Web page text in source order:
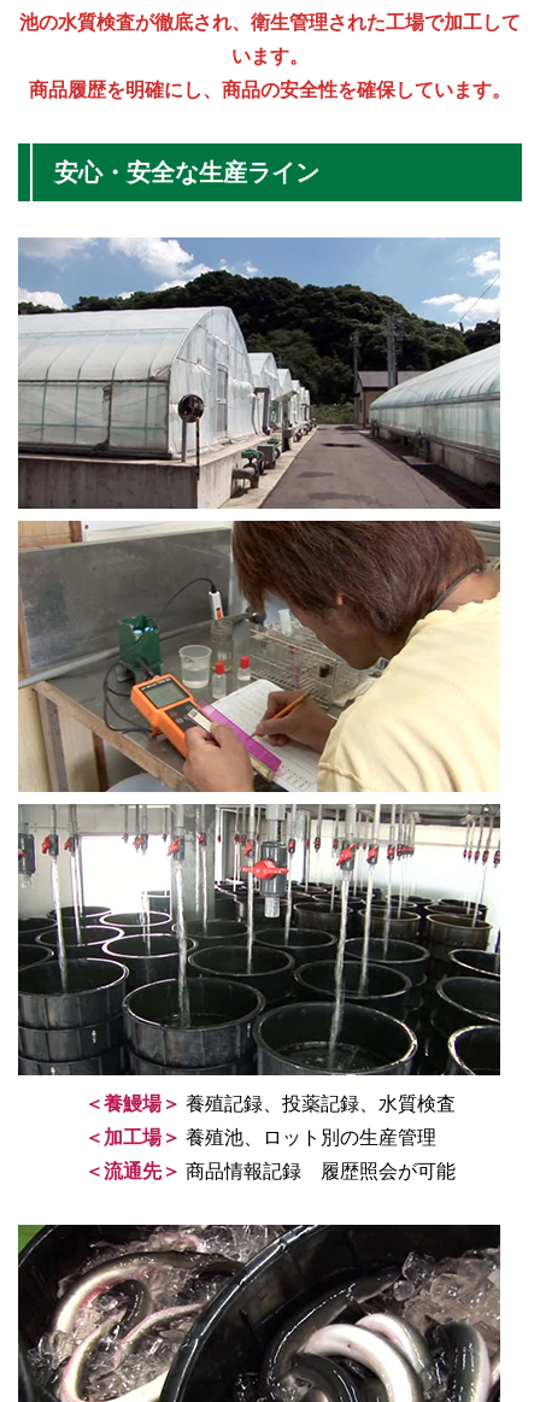
池の水質検査が徹底され、衛生管理された工場で加工して
います。
商品履歴を明確にし、商品の安全性を確保しています。
安心・安全な生産ライン
＜養鰻場＞ 養殖記録、投薬記録、水質検査
＜加工場＞ 養殖池、ロット別の生産管理
＜流通先＞ 商品情報記録 履歴照会が可能